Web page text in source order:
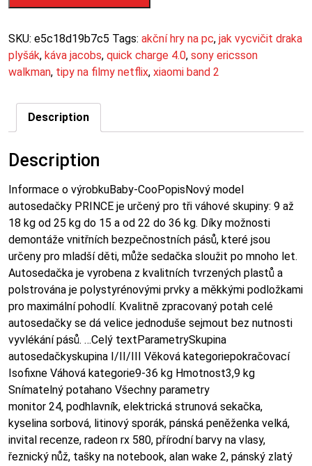
SKU: e5c18d19b7c5 Tags: akční hry na pc, jak vycvičit draka
plyšák, káva jacobs, quick charge 4.0, sony ericsson
walkman, tipy na filmy netflix, xiaomi band 2
Description
Description
Informace o výrobkuBaby-CooPopisNový model
autosedačky PRINCE je určený pro tři váhové skupiny: 9 až
18 kg od 25 kg do 15 a od 22 do 36 kg. Díky možnosti
demontáže vnitřních bezpečnostních pásů, které jsou
určeny pro mladší děti, může sedačka sloužit po mnoho let.
Autosedačka je vyrobena z kvalitních tvrzených plastů a
polstrována je polystyrénovými prvky a měkkými podložkami
pro maximální pohodlí. Kvalitně zpracovaný potah celé
autosedačky se dá velice jednoduše sejmout bez nutnosti
vyvlékání pásů. …Celý textParametrySkupina
autosedačkyskupina I/II/III Věková kategoriepokračovací
Isofixne Váhová kategorie9-36 kg Hmotnost3,9 kg
Snímatelný potahano Všechny parametry
monitor 24, podhlavník, elektrická strunová sekačka,
kyselina sorbová, litinový sporák, pánská peněženka velká,
invital recenze, radeon rx 580, přírodní barvy na vlasy,
řeznický nůž, tašky na notebook, alan wake 2, pánský zlatý